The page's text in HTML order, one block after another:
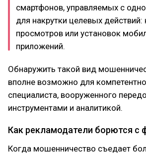
смартфонов, управляемых с
для накрутки целевых действий:
просмотров или установок
приложений.
Обнаружить такой вид
вполне возможно для
специалиста, вооруженного
инструментами и аналитикой.
Как рекламодатели борются с
Когда мошенничество съедает